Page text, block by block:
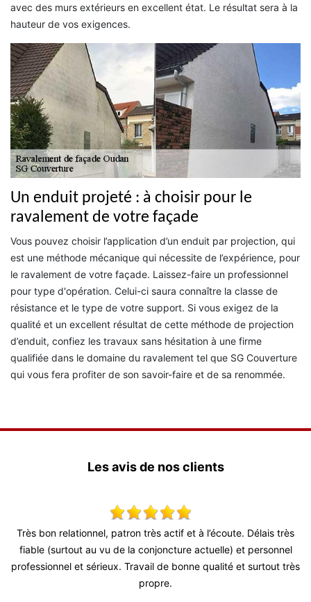
avec des murs extérieurs en excellent état. Le résultat sera à la
hauteur de vos exigences.
Un enduit projeté : à choisir pour le
ravalement de votre façade
Vous pouvez choisir l’application d’un enduit par projection, qui
est une méthode mécanique qui nécessite de l’expérience, pour
le ravalement de votre façade. Laissez-faire un professionnel
pour type d'opération. Celui-ci saura connaître la classe de
résistance et le type de votre support. Si vous exigez de la
qualité et un excellent résultat de cette méthode de projection
d’enduit, confiez les travaux sans hésitation à une firme
qualifiée dans le domaine du ravalement tel que SG Couverture
qui vous fera profiter de son savoir-faire et de sa renommée.
Les avis de nos clients
Très bon relationnel, patron très actif et à l’écoute. Délais très
fiable (surtout au vu de la conjoncture actuelle) et personnel
professionnel et sérieux. Travail de bonne qualité et surtout très
propre.